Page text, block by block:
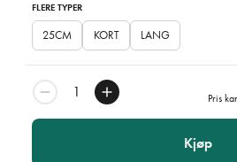
FLERE TYPER
25CM KORT LANG
Pris
Kjøp